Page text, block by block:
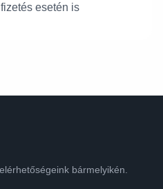
esetén is
bármelyikén.